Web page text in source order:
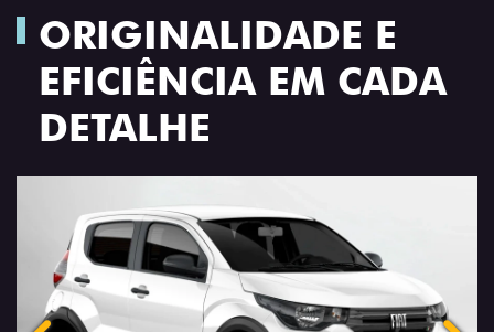
ORIGINALIDADE E
EFICIÊNCIA EM CADA
DETALHE